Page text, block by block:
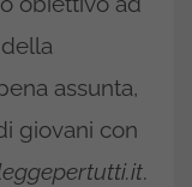
assunta,
giovani con
.